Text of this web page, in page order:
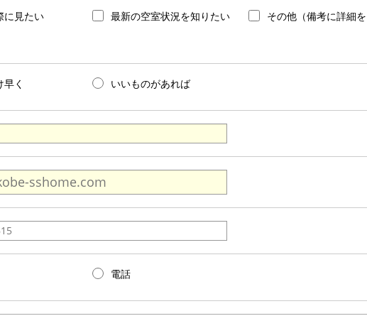
に見たい 最新の空室状況を知りたい その他（備考に詳細を
く いいものがあれば
電話